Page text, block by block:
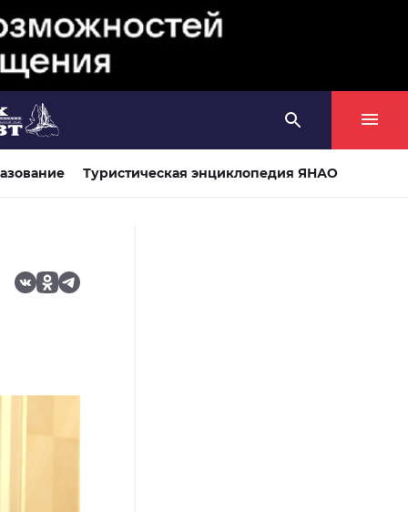
Туристическая энциклопедия ЯНАО